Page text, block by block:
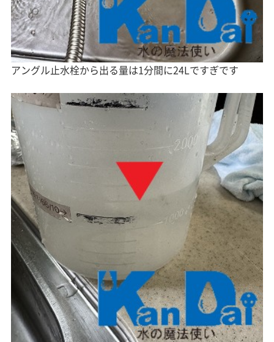
アングル止水栓から出る量は1分間に24Lですぎです